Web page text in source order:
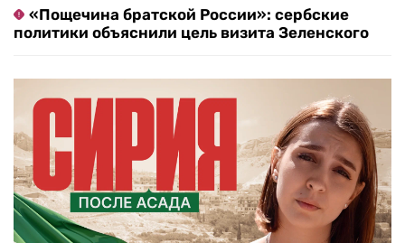
«Пощечина братской России»: сербские
политики объяснили цель визита Зеленского